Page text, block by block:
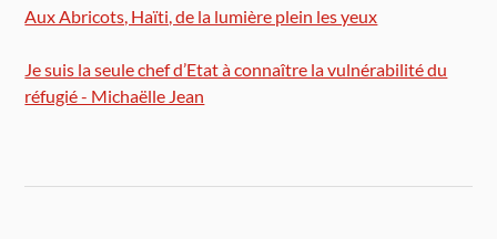
Aux Abricots, Haïti, de la lumière plein les yeux
Je suis la seule chef d’Etat à connaître la vulnérabilité du
réfugié - Michaëlle Jean